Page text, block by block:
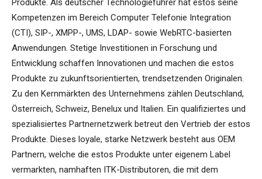
Produkte. Als deutscher Technologieführer hat estos seine
Kompetenzen im Bereich Computer Telefonie Integration
(CTI), SIP-, XMPP-, UMS, LDAP- sowie WebRTC-basierten
Anwendungen. Stetige Investitionen in Forschung und
Entwicklung schaffen Innovationen und machen die estos
Produkte zu zukunftsorientierten, trendsetzenden Originalen.
Zu den Kernmärkten des Unternehmens zählen Deutschland,
Österreich, Schweiz, Benelux und Italien. Ein qualifiziertes und
spezialisiertes Partnernetzwerk betreut den Vertrieb der estos
Produkte. Dieses loyale, starke Netzwerk besteht aus OEM
Partnern, welche die estos Produkte unter eigenem Label
vermarkten, namhaften ITK-Distributoren, die mit dem